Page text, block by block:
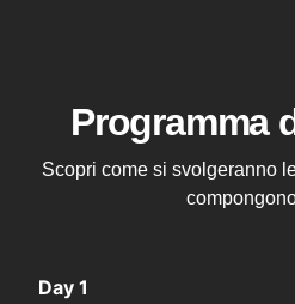
Programma
Scopri come si svolgeranno
Day 1